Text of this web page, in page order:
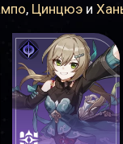
, Цинцюэ и